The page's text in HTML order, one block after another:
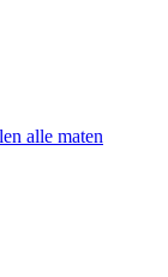
alle maten